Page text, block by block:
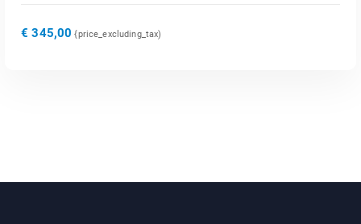
€ 345,00 {price_excluding_tax)